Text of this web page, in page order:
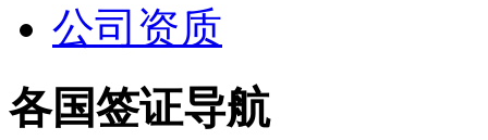
公司资质
各国签证导航